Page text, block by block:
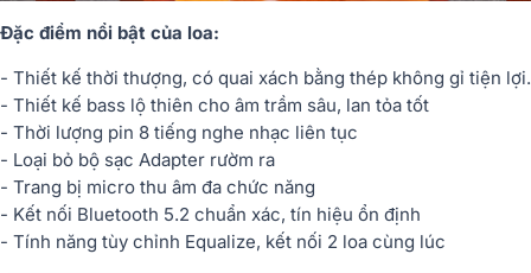
Đặc điểm nổi bật của loa:
- Thiết kế thời thượng, có quai xách bằng thép không gỉ tiện lợi.
- Thiết kế bass lộ thiên cho âm trầm sâu, lan tỏa tốt
- Thời lượng pin 8 tiếng nghe nhạc liên tục
- Loại bỏ bộ sạc Adapter rườm ra
- Trang bị micro thu âm đa chức năng
- Kết nối Bluetooth 5.2 chuẩn xác, tín hiệu ổn định
- Tính năng tùy chỉnh Equalize, kết nối 2 loa cùng lúc